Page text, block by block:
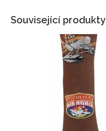
Související produkty